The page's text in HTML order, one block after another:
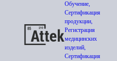
Обучение,
Сертификация
продукции,
Регистрация
медицинских
изделий,
Сертификация